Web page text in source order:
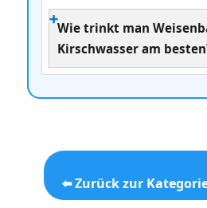
Wie trinkt man
Kirschwasser am
⬅️ Zurück zur